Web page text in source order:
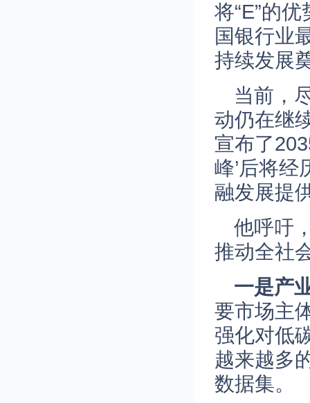
将“E”的
国银行业
持续发展
当前，
动仍在继
宣布了
峰’后将经
融发展提
他呼吁
推动全社
一是产
要市场主
强化对低
越来越多
数据集。